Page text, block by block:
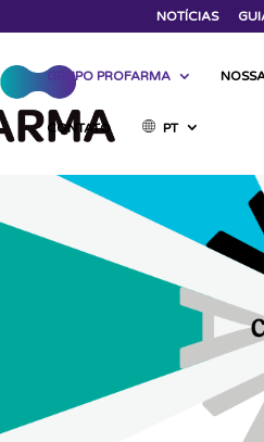
NOTÍCIAS
GRUPO PROFARMA
CONTATO PT